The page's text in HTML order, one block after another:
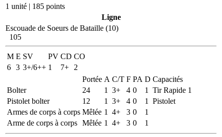
1 unité | 185 points
Ligne
Escouade de Soeurs de Bataille (10)
105
M E SV PV CD CO
6 3 3+/6++ 1 7+
2
Portée A C/T F PA D Capacités
Bolter
24 1 3+ 4 0 1
Tir Rapide 1
Pistolet bolter
12 1 3+ 4 0 1
Pistolet
Armes de corps à corps Mêlée 1 4+ 3 0
1
Arme de corps à corps Mêlée 1 4+ 3 0 1